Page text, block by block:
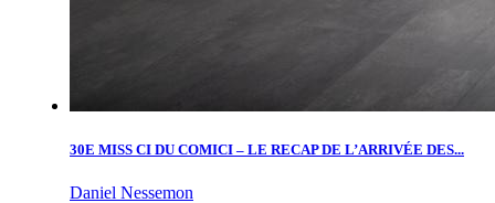
30E MISS CI DU COMICI – LE RECAP DE L’ARRIVÉE DES...
Daniel Nessemon